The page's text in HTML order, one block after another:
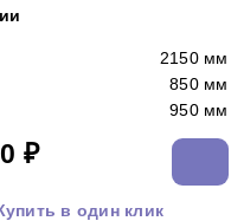
2150 мм
850 мм
950 мм
₽
в один клик